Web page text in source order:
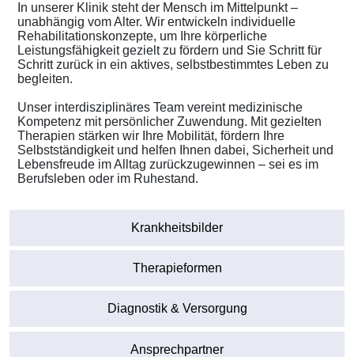
In unserer Klinik steht der Mensch im Mittelpunkt –
unabhängig vom Alter. Wir entwickeln individuelle
Rehabilitationskonzepte, um Ihre körperliche
Leistungsfähigkeit gezielt zu fördern und Sie Schritt für
Schritt zurück in ein aktives, selbstbestimmtes Leben zu
begleiten.
Unser interdisziplinäres Team vereint medizinische
Kompetenz mit persönlicher Zuwendung. Mit gezielten
Therapien stärken wir Ihre Mobilität, fördern Ihre
Selbstständigkeit und helfen Ihnen dabei, Sicherheit und
Lebensfreude im Alltag zurückzugewinnen – sei es im
Berufsleben oder im Ruhestand.
Krankheitsbilder
Therapieformen
Diagnostik & Versorgung
Ansprechpartner